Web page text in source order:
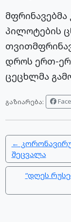
პილოტების
დროს ერთ-
ცეცხლმა
გაზიარება:
←
შეცვალა
“დღეს